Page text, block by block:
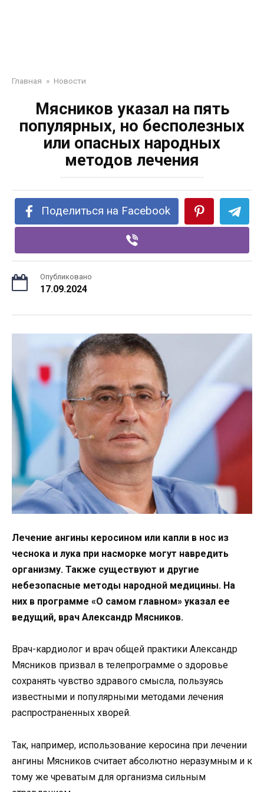
Главная » Новости
Мясников указал на пять
популярных, но бесполезных
или опасных народных
методов лечения
Поделиться на Facebook
Опубликовано
17.09.2024
Лечение ангины керосином или капли в нос из
чеснока и лука при насморке могут навредить
организму. Также существуют и другие
небезопасные методы народной медицины. На
них в программе «О самом главном» указал ее
ведущий, врач Александр Мясников.
Врач-кардиолог и врач общей практики Александр
Мясников призвал в телепрограмме о здоровье
сохранять чувство здравого смысла, пользуясь
известными и популярными методами лечения
распространенных хворей.
Так, например, использование керосина при лечении
ангины Мясников считает абсолютно неразумным и к
тому же чреватым для организма сильным